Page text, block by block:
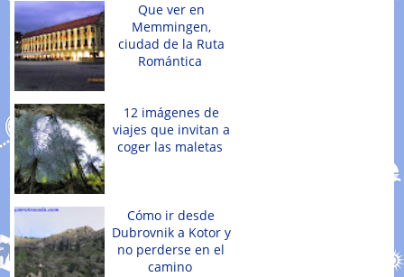
Que ver en
Memmingen,
ciudad de la Ruta
Romántica
12 imágenes de
viajes que invitan a
coger las maletas
Cómo ir desde
Dubrovnik a Kotor y
no perderse en el
camino